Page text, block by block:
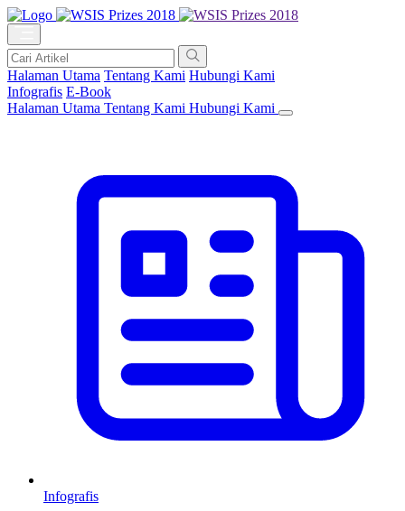
Halaman Utama Tentang Kami Hubungi Kami
Infografis E-Book
Halaman Utama Tentang Kami Hubungi Kami
Infografis